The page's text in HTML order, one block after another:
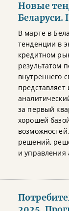
Новые
Беларуси.
В марте в
тенденции в
кредитном
результатом
внутреннего
за первый
хорошей
решений,
и управления